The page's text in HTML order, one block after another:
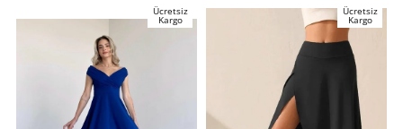
Ücretsiz
Kargo
Ücretsiz
Kargo